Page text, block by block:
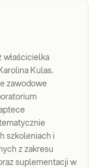
właścicielka
Kulas.
zawodowe
szkoleniach i
z zakresu
suplementacji w